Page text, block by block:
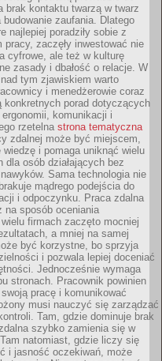
brak kontaktu twarzą w twarz
zaufania. Dlatego
najlepiej poradziły sobie z
pracy, zaczęły inwestować nie
cyfrowe, ale też w kulturę
zasady i dbałość o relacje. W
nad tym zjawiskiem warto
i menedżerowie coraz
konkretnych porad dotyczących
komunikacji i
rzetelna strona tematyczna
zdalnej może być miejscem,
wiedzę i pomaga uniknąć wielu
dla osób działających bez
Sama technologia nie
mądrego podejścia do
i odpoczynku. Praca zdalna
na sposób oceniania
firmach zaczęto mocniej
a mniej na samej
być korzystne, bo sprzyja
i pozwala lepiej doceniać
Jednocześnie wymaga
stronach. Pracownik powinien
pracę i komunikować
musi nauczyć się zarządzać
Tam, gdzie dominuje brak
szybko zamienia się w
natomiast, gdzie liczy się
i jasność oczekiwań, może